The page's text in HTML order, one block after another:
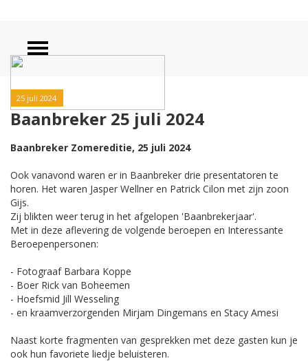
25 juli 2024
Baanbreker 25 juli 2024
Baanbreker Zomereditie, 25 juli 2024
Ook vanavond waren er in Baanbreker drie presentatoren te
horen. Het waren Jasper Wellner en Patrick Cilon met zijn zoon
Gijs.
Zij blikten weer terug in het afgelopen 'Baanbrekerjaar'.
Met in deze aflevering de volgende beroepen en Interessante
Beroepenpersonen:
- Fotograaf Barbara Koppe
- Boer Rick van Boheemen
- Hoefsmid Jill Wesseling
- en kraamverzorgenden Mirjam Dingemans en Stacy Amesi
Naast korte fragmenten van gesprekken met deze gasten kun je
ook hun favoriete liedje beluisteren.